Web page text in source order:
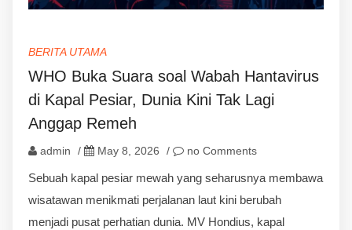
BERITA UTAMA
WHO Buka Suara soal Wabah Hantavirus
di Kapal Pesiar, Dunia Kini Tak Lagi
Anggap Remeh
admin / May 8, 2026 / no Comments
Sebuah kapal pesiar mewah yang seharusnya membawa
wisatawan menikmati perjalanan laut kini berubah
menjadi pusat perhatian dunia. MV Hondius, kapal